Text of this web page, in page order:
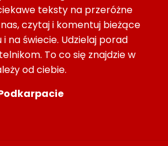
teksty na przeróżne
czytaj i komentuj bieżące
na świecie. Udzielaj porad
To co się znajdzie w
od ciebie.